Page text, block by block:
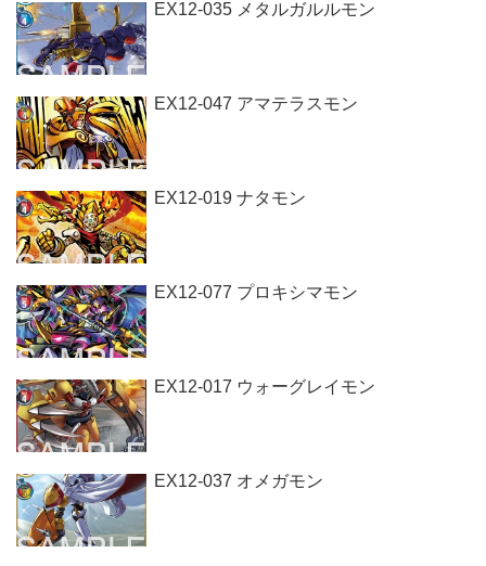
EX12-035 メタルガルルモン
EX12-047 アマテラスモン
EX12-019 ナタモン
EX12-077 プロキシマモン
EX12-017 ウォーグレイモン
EX12-037 オメガモン